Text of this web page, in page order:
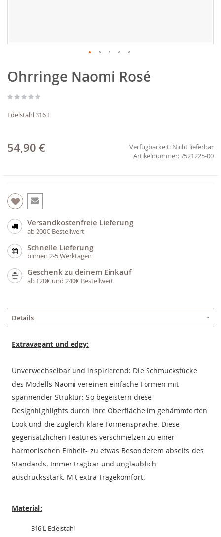
Anfang
der
springen
Ohrringe Naomi Rosé
Edelstahl 316 L
54,90 € Verfügbarkeit: Nicht lieferbar
7521225-00
Versandkostenfreie Lieferung
ab 200€ Bestellwert
Schnelle Lieferung
binnen 2-5 Werktagen
Geschenk zu deinem Einkauf
ab 120€ und 240€ Bestellwert
Details
Extravagant und edgy:
Unverwechselbar und inspirierend: Die Schmuckstücke
des Modells Naomi vereinen einfache Formen mit
spannender Struktur: So begeistern diese
Designhighlights durch ihre Oberfläche im gehämmterten
Look und die zugleich klare Formensprache. Diese
gegensätzlichen Features verschmelzen zu einer
harmonischen Einheit- zu etwas Besonderem abseits des
Standards. Immer tragbar und unglaublich
ausdrucksstark. Mit extra Tragekomfort.
Material:
316 L Edelstahl